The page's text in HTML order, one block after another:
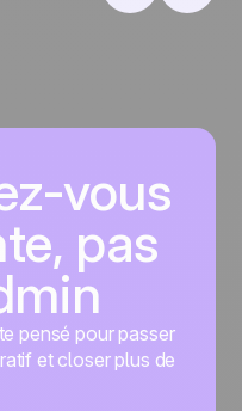
vous
pas
pensé pour passer
et closer plus de